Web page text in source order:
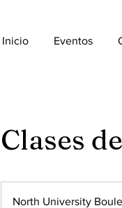
Inicio Eventos
Clases
North University